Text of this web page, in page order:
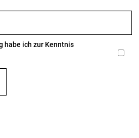
habe ich zur Kenntnis